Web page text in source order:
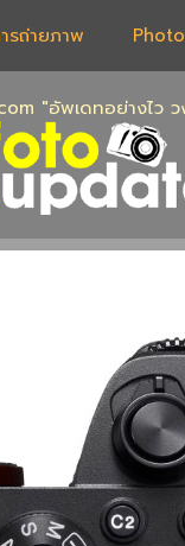
รถ่ายภาพ
"อัพเดทอย่างไว ว